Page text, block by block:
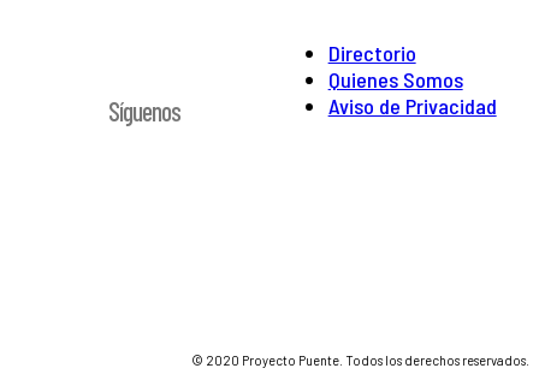
Directorio
Quienes Somos
Aviso de Privacidad
Síguenos
© 2020 Proyecto Puente. Todos los derechos reservados.